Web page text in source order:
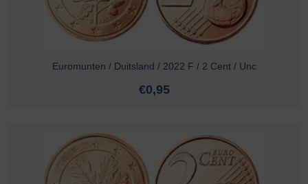
Euromunten / Duitsland / 2022 F / 2 Cent / Unc
€0,95